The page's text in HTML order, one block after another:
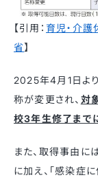
【引用： 育児・介
省】
2025年4月1日より
称が変更され、 対
校3年生修了まで
また、取得事由に
に加え、「感染症